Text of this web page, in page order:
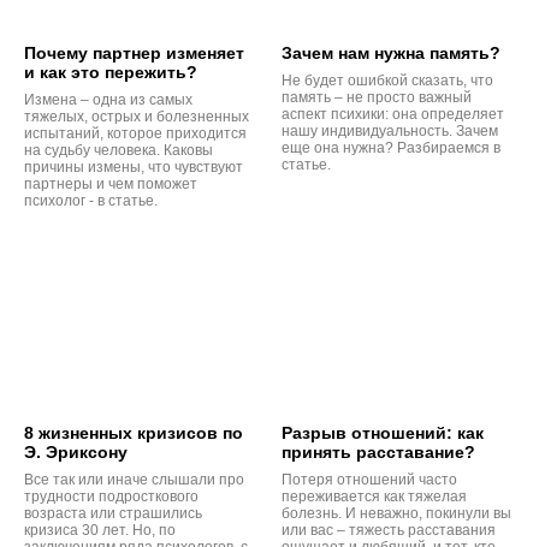
Почему партнер изменяет
и как это пережить?
Измена – одна из самых
тяжелых, острых и болезненных
испытаний, которое приходится
на судьбу человека. Каковы
причины измены, что чувствуют
партнеры и чем поможет
психолог - в статье.
Зачем нам нужна память?
Не будет ошибкой сказать, что
память – не просто важный
аспект психики: она определяет
нашу индивидуальность. Зачем
еще она нужна? Разбираемся в
статье.
8 жизненных кризисов по
Э. Эриксону
Все так или иначе слышали про
трудности подросткового
возраста или страшились
кризиса 30 лет. Но, по
Разрыв отношений: как
принять расставание?
Потеря отношений часто
переживается как тяжелая
болезнь. И неважно, покинули вы
или вас – тяжесть расставания